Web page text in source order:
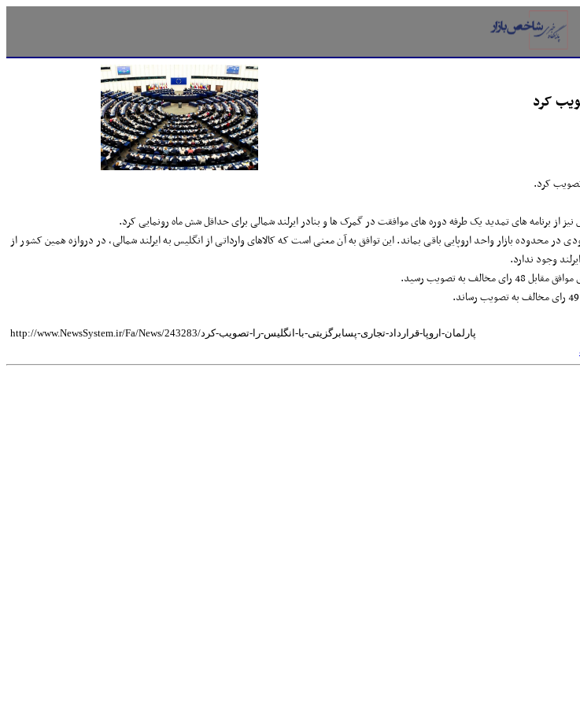
کرد
تصویب کرد.
از برنامه های تمدید یک طرفه دوره های موافقت در گمرک ها و بنادر ایرلند شمالی برای حداقل شش ماه رونمایی کرد.
در محدوده بازار واحد اروپایی باقی بماند. این توافق به آن معنی است که کالاهای وارداتی از انگلیس به ایرلند شمالی، در دروازه همین کشور از
وجود ندارد.
http://www.NewsSystem.ir/Fa/News/243283/پارلمان-اروپا-قرارداد-تجاری-پسابرگزیتی-با-انگلیس-را-تصویب-کرد